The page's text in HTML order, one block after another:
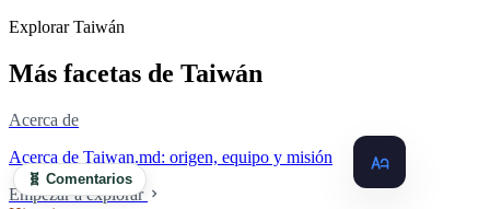
mercado.
Explorar Taiwán
Más facetas de Taiwán
Acerca de
Acerca de Taiwan.md: origen, equipo y misión
Empezar a explorar
🧬 Comentarios